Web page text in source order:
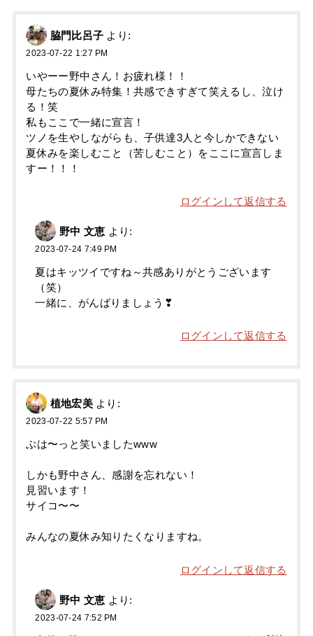
脇門比呂子 より:
2023-07-22 1:27 PM
いやーー野中さん！お疲れ様！！
母たちの夏休み特集！共感できすぎて笑えるし、泣け
る！笑
私もここで一緒に宣言！
ツノを生やしながらも、子供達3人と今しかできない
夏休みを楽しむこと（苦しむこと）をここに宣言しま
すー！！！
ログインして返信する
野中 文恵 より:
2023-07-24 7:49 PM
夏はキッツイですね～共感ありがとうございます
（笑）
一緒に、がんばりましょう❣
ログインして返信する
植地宏美 より:
2023-07-22 5:57 PM
ぶは〜っと笑いましたwww
しかも野中さん、感謝を忘れない！
見習います！
サイコ〜〜
みんなの夏休み知りたくなりますね。
ログインして返信する
野中 文恵 より:
2023-07-24 7:52 PM